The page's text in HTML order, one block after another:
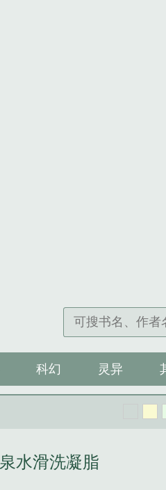
科幻 灵异
水滑洗凝脂